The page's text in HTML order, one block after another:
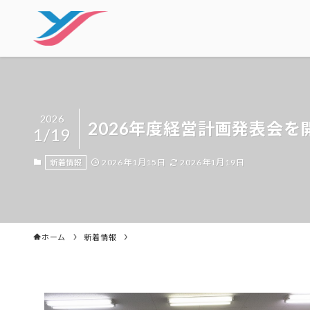
2026年度経営計画発表会を
2026
1/19
新着情報 2026年1月15日 2026年1月19日
ホーム 新着情報